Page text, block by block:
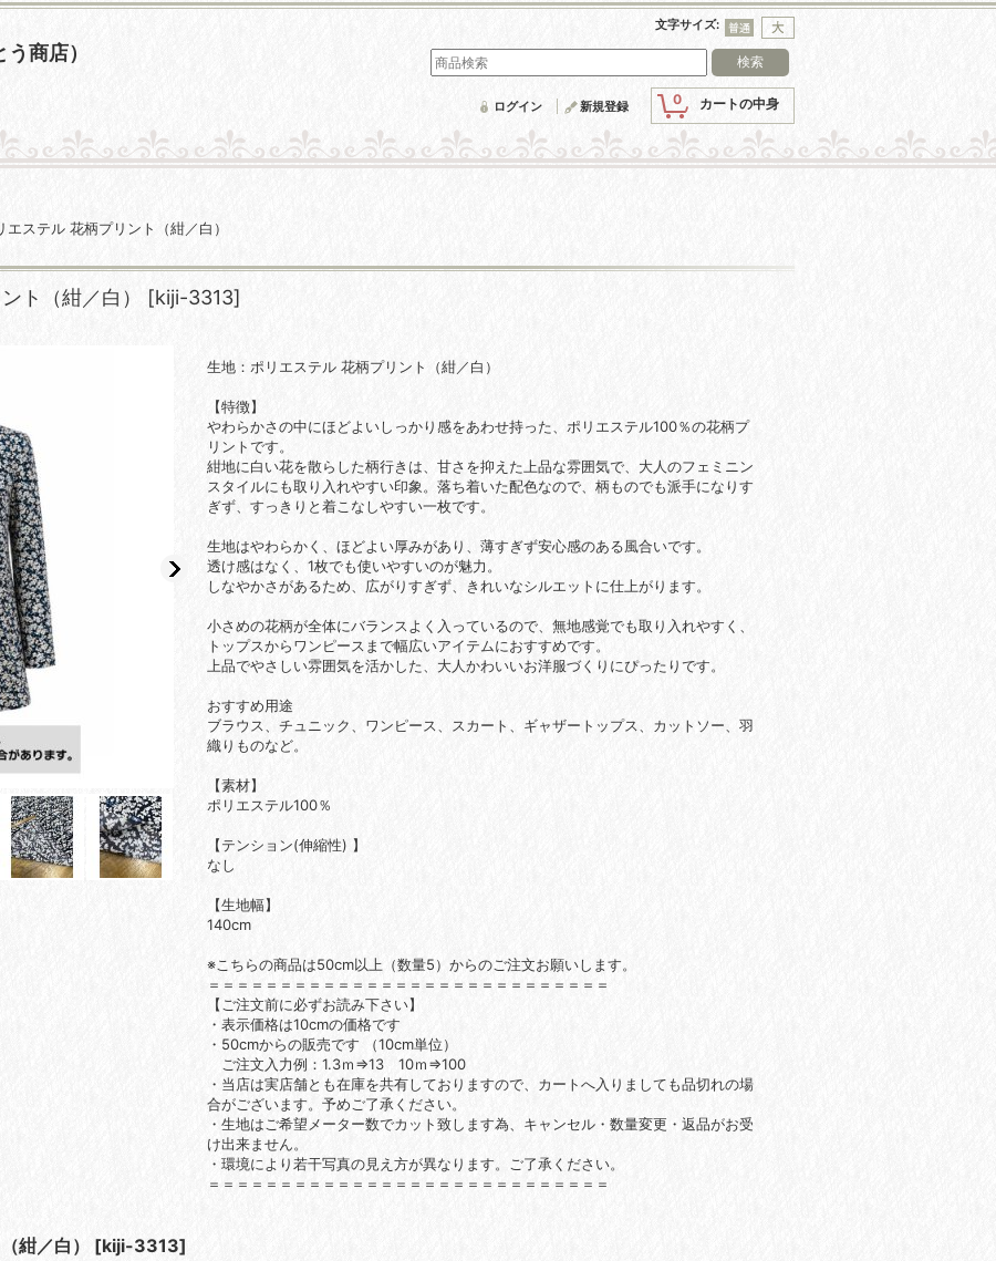
文字サイズ:
商店）
0 カートの中身
ログイン 新規登録
エステル 花柄プリント（紺／白）
ト（紺／白） [kiji-3313]
生地：ポリエステル 花柄プリント（紺／白）
【特徴】
やわらかさの中にほどよいしっかり感をあわせ持った、ポリエステル100％の花柄プ
リントです。
紺地に白い花を散らした柄行きは、甘さを抑えた上品な雰囲気で、大人のフェミニン
スタイルにも取り入れやすい印象。落ち着いた配色なので、柄ものでも派手になりす
ぎず、すっきりと着こなしやすい一枚です。
生地はやわらかく、ほどよい厚みがあり、薄すぎず安心感のある風合いです。
透け感はなく、1枚でも使いやすいのが魅力。
しなやかさがあるため、広がりすぎず、きれいなシルエットに仕上がります。
小さめの花柄が全体にバランスよく入っているので、無地感覚でも取り入れやすく、
トップスからワンピースまで幅広いアイテムにおすすめです。
上品でやさしい雰囲気を活かした、大人かわいいお洋服づくりにぴったりです。
おすすめ用途
ブラウス、チュニック、ワンピース、スカート、ギャザートップス、カットソー、羽
織りものなど。
【素材】
ポリエステル100％
【テンション(伸縮性) 】
なし
【生地幅】
140cm
※こちらの商品は50cm以上（数量5）からのご注文お願いします。
＝＝＝＝＝＝＝＝＝＝＝＝＝＝＝＝＝＝＝＝＝＝＝＝＝＝＝＝
【ご注文前に必ずお読み下さい】
・表示価格は10cmの価格です
・50cmからの販売です （10cm単位）
ご注文入力例：1.3ｍ⇒13 10ｍ⇒100
・当店は実店舗とも在庫を共有しておりますので、カートへ入りましても品切れの場
合がございます。予めご了承ください。
・生地はご希望メーター数でカット致します為、キャンセル・数量変更・返品がお受
け出来ません。
・環境により若干写真の見え方が異なります。ご了承ください。
＝＝＝＝＝＝＝＝＝＝＝＝＝＝＝＝＝＝＝＝＝＝＝＝＝＝＝＝
紺／白） [kiji-3313]